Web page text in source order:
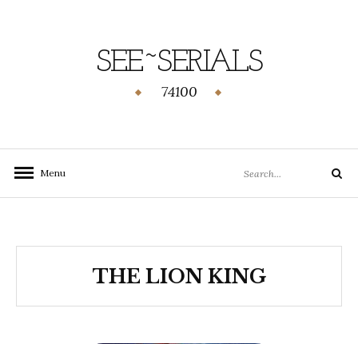
SEE~SERIALS
74100
Menu
THE LION KING